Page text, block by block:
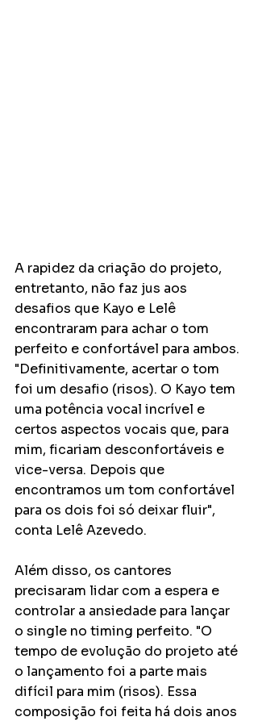
A rapidez da criação do projeto,
entretanto, não faz jus aos
desafios que Kayo e Lelê
encontraram para achar o tom
perfeito e confortável para ambos.
"Definitivamente, acertar o tom
foi um desafio (risos). O Kayo tem
uma potência vocal incrível e
certos aspectos vocais que, para
mim, ficariam desconfortáveis e
vice-versa. Depois que
encontramos um tom confortável
para os dois foi só deixar fluir",
conta Lelê Azevedo.
Além disso, os cantores
precisaram lidar com a espera e
controlar a ansiedade para lançar
o single no timing perfeito. "O
tempo de evolução do projeto até
o lançamento foi a parte mais
difícil para mim (risos). Essa
composição foi feita há dois anos